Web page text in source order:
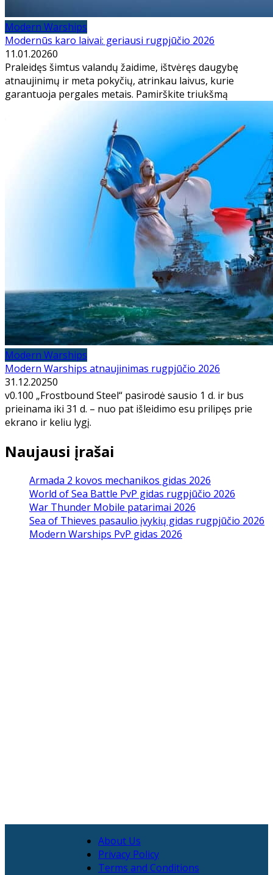
Modern Warships
Modernūs karo laivai: geriausi rugpjūčio 2026
11.01.20260
Praleidęs šimtus valandų žaidime, ištvėręs daugybę
atnaujinimų ir meta pokyčių, atrinkau laivus, kurie
garantuoja pergales metais. Pamirškite triukšmą
Modern Warships
Modern Warships atnaujinimas rugpjūčio 2026
31.12.20250
v0.100 „Frostbound Steel“ pasirodė sausio 1 d. ir bus
prieinama iki 31 d. – nuo pat išleidimo esu prilipęs prie
ekrano ir keliu lygį.
Naujausi įrašai
Armada 2 kovos mechanikos gidas 2026
World of Sea Battle PvP gidas rugpjūčio 2026
War Thunder Mobile patarimai 2026
Sea of Thieves pasaulio įvykių gidas rugpjūčio 2026
Modern Warships PvP gidas 2026
About Us
Privacy Policy
Terms and Conditions